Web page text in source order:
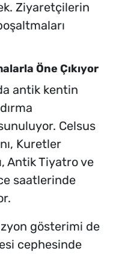
Ziyaretçilerin
Öne Çıkıyor
antik kentin
Celsus
Kuretler
Antik Tiyatro ve
saatlerinde
gösterimi de
cephesinde